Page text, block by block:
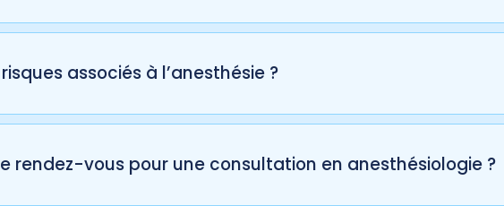
associés à l’anesthésie ?
comporte des risques, notre équipe minimise ces derniers grâce à
rendez-vous pour une consultation en anesthésiologie ?